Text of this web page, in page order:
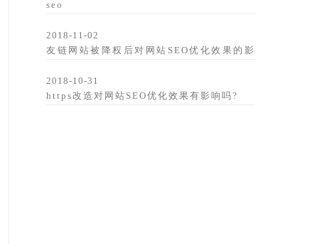
seo
2018-11-02
友链网站被降权后对网站SEO优化效果的影
2018-10-31
https改造对网站SEO优化效果有影响吗?